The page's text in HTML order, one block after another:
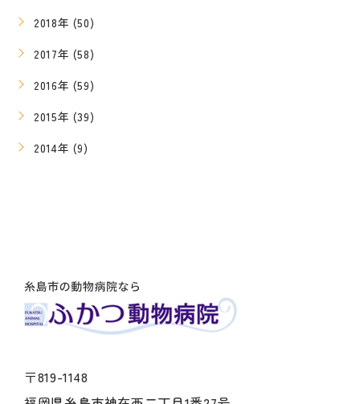
2018年 (50)
2017年 (58)
2016年 (59)
2015年 (39)
2014年 (9)
〒819-1148